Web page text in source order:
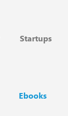
Startups
Ebooks